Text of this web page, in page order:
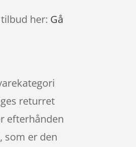
her: Gå
returret
efterhånden
som er den